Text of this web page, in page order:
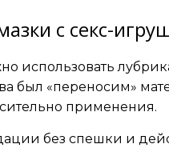
с секс-
использовать
был «переносим»
применения.
без спешки и